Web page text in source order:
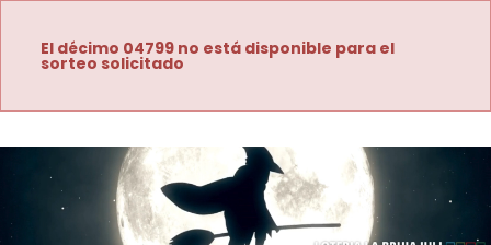
El décimo 04799 no está disponible para el
sorteo solicitado